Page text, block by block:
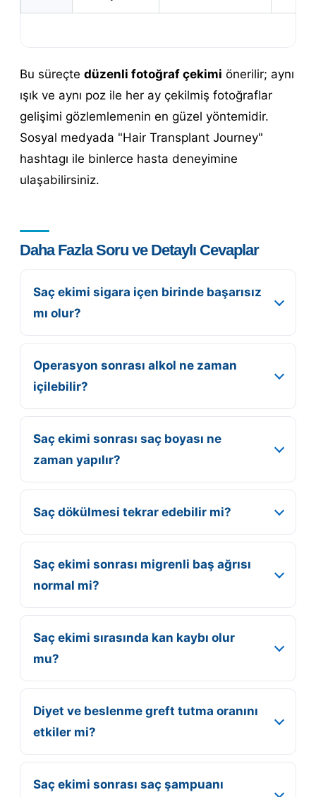
Bu süreçte düzenli fotoğraf çekimi önerilir; aynı
ışık ve aynı poz ile her ay çekilmiş fotoğraflar
gelişimi gözlemlemenin en güzel yöntemidir.
Sosyal medyada "Hair Transplant Journey"
hashtagı ile binlerce hasta deneyimine
ulaşabilirsiniz.
Daha Fazla Soru ve Detaylı Cevaplar
Saç ekimi sigara içen birinde başarısız
mı olur?
Operasyon sonrası alkol ne zaman
içilebilir?
Saç ekimi sonrası saç boyası ne
zaman yapılır?
Saç dökülmesi tekrar edebilir mi?
Saç ekimi sonrası migrenli baş ağrısı
normal mi?
Saç ekimi sırasında kan kaybı olur
mu?
Diyet ve beslenme greft tutma oranını
etkiler mi?
Saç ekimi sonrası saç şampuanı